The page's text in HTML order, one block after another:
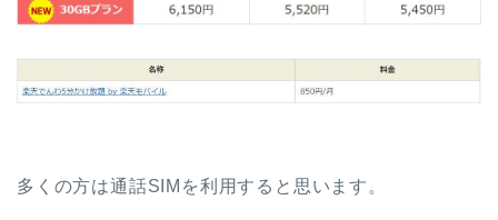
多くの方は通話SIMを利用すると思います。